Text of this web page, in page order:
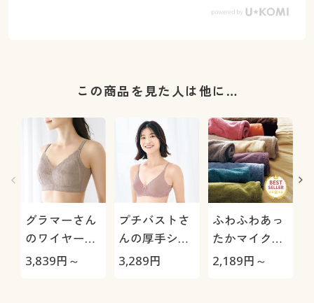
この商品を見た人は他に…
グラマーさん
のワイヤーな
いのに美シル
3,839円～
プチバストさ
んの厚手シー
ムレスカップ
3,289円
ふわふわあっ
たかマイクロ
毛布
2,189円～